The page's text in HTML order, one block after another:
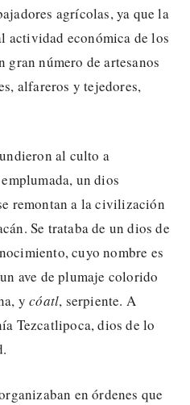
agrícolas, ya que la
actividad económica de los
gran número de artesanos
alfareros y tejedores,
al culto a
un dios
remontan a la civilización
Se trataba de un dios de
cuyo nombre es
ave de plumaje colorido
ycóatl, serpiente. A
Tezcatlipoca, dios de lo
en órdenes que